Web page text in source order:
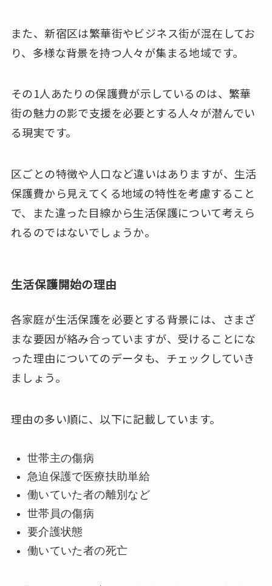
また、新宿区は繁華街やビジネス街が混在してお
り、多様な背景を持つ人々が集まる地域です。
その1人あたりの保護費が示しているのは、繁華
街の魅力の影で支援を必要とする人々が潜んでい
る現実です。
区ごとの特徴や人口など違いはありますが、生活
保護費から見えてくる地域の特性を考慮すること
で、また違った目線から生活保護について考えら
れるのではないでしょうか。
生活保護開始の理由
各家庭が生活保護を必要とする背景には、さまざ
まな要因が絡み合っていますが、受けることにな
った理由についてのデータも、チェックしていき
ましょう。
理由の多い順に、以下に記載しています。
世帯主の傷病
急迫保護で医療扶助単給
働いていた者の離別など
世帯員の傷病
要介護状態
働いていた者の死亡